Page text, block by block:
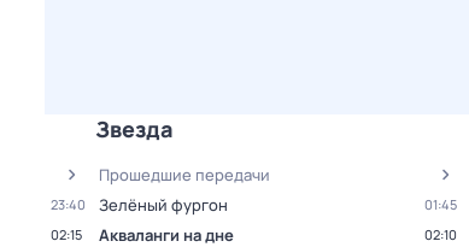
Звезда
Прошедшие передачи
23:40 Зелёный фургон
02:15 Акваланги на дне
01:45
02:10